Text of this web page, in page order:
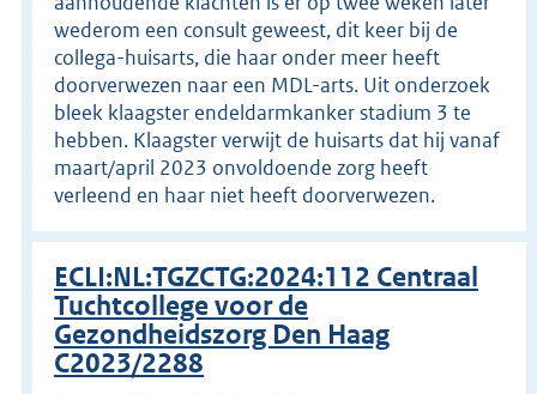
wederom een consult geweest, dit keer bij de
collega-huisarts, die haar onder meer heeft
doorverwezen naar een MDL-arts. Uit onderzoek
bleek klaagster endeldarmkanker stadium 3 te
hebben. Klaagster verwijt de huisarts dat hij vanaf
maart/april 2023 onvoldoende zorg heeft
verleend en haar niet heeft doorverwezen.
ECLI:NL:TGZCTG:2024:112 Centraal
Tuchtcollege voor de
Gezondheidszorg Den Haag
C2023/2288